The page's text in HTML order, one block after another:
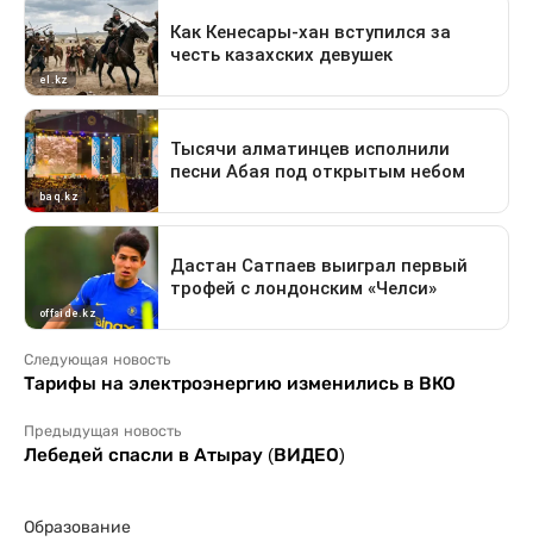
Следующая новость
Тарифы на электроэнергию изменились в ВКО
Предыдущая новость
Лебедей спасли в Атырау (ВИДЕО)
Образование